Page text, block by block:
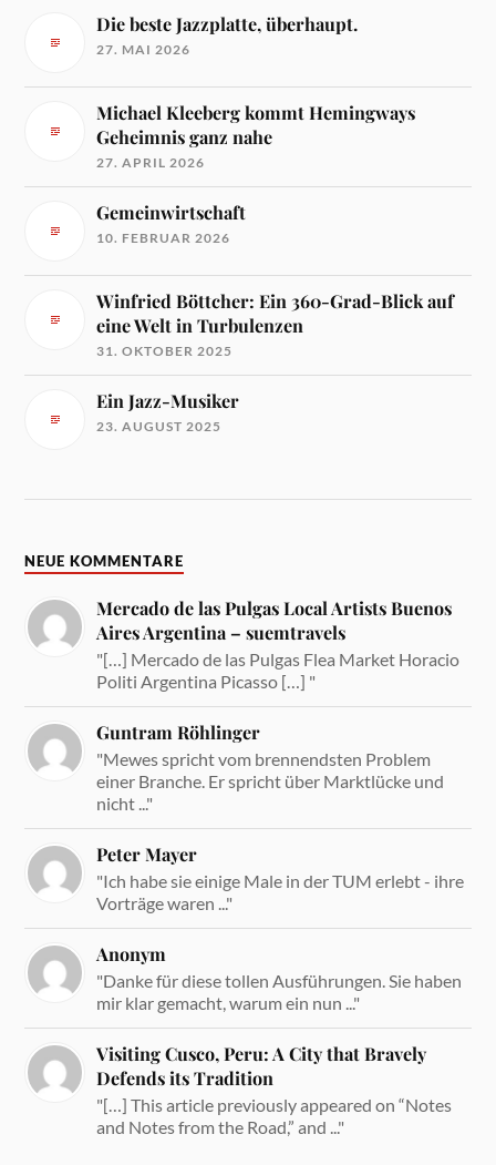
Die beste Jazzplatte, überhaupt.
27. MAI 2026
Michael Kleeberg kommt Hemingways
Geheimnis ganz nahe
27. APRIL 2026
Gemeinwirtschaft
10. FEBRUAR 2026
Winfried Böttcher: Ein 360-Grad-Blick auf
eine Welt in Turbulenzen
31. OKTOBER 2025
Ein Jazz-Musiker
23. AUGUST 2025
NEUE KOMMENTARE
Mercado de las Pulgas Local Artists Buenos
Aires Argentina – suemtravels
"[…] Mercado de las Pulgas Flea Market Horacio
Politi Argentina Picasso […] "
Guntram Röhlinger
"Mewes spricht vom brennendsten Problem
einer Branche. Er spricht über Marktlücke und
nicht ..."
Peter Mayer
"Ich habe sie einige Male in der TUM erlebt - ihre
Vorträge waren ..."
Anonym
"Danke für diese tollen Ausführungen. Sie haben
mir klar gemacht, warum ein nun ..."
Visiting Cusco, Peru: A City that Bravely
Defends its Tradition
"[…] This article previously appeared on “Notes
and Notes from the Road,” and ..."